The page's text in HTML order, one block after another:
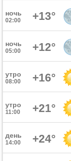
ночь
02:00 +13°
ночь
05:00 +12°
утро
08:00 +16°
утро
11:00 +21°
день
14:00 +24°